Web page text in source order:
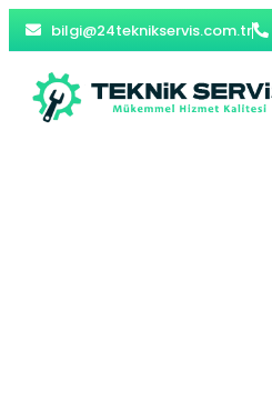
bilgi@24teknikservis.com.tr